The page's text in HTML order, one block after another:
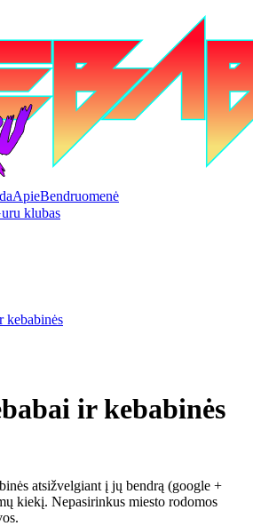
ApieBendruomenė
klubas
kebabinės
ir kebabinės
atsižvelgiant į jų bendrą (google +
kiekį. Nepasirinkus miesto rodomos